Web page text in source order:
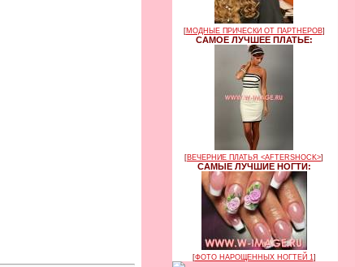
[МОДНЫЕ ПРИЧЕСКИ ОТ ПАРТНЕРОВ]
САМОЕ ЛУЧШЕЕ ПЛАТЬЕ:
[ВЕЧЕРНИЕ ПЛАТЬЯ <AFTERSHOCK>]
САМЫЕ ЛУЧШИЕ НОГТИ:
[ФОТО НАРОЩЕННЫХ НОГТЕЙ 1]